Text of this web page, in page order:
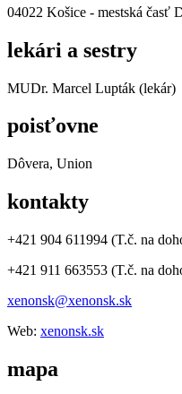
04022 Košice - mestská časť
lekári a sestry
MUDr. Marcel Lupták (lekár)
poisťovne
Dôvera, Union
kontakty
+421 904 611994 (T.č. na
+421 911 663553 (T.č. na
xenonsk@xenonsk.sk
Web: xenonsk.sk
mapa